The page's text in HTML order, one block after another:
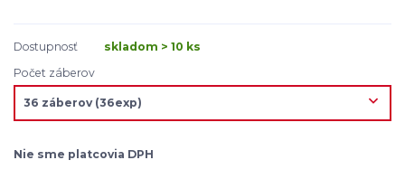
Dostupnosť
skladom > 10 ks
Počet záberov
Nie sme platcovia DPH